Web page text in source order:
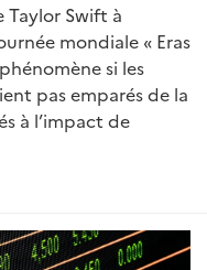
Taylor Swift à
mondiale « Eras
si les
pas emparés de la
à l’impact de